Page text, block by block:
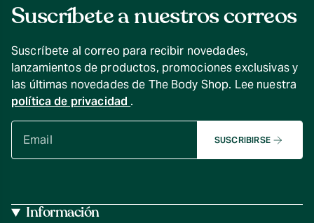
Suscríbete a nuestros correos
Suscríbete al correo para recibir novedades,
lanzamientos de productos, promociones exclusivas y
las últimas novedades de The Body Shop. Lee nuestra
política de privacidad .
SUSCRIBIRSE
Información